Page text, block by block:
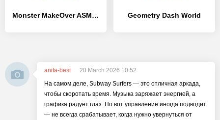
Monster MakeOver ASMR - [MOD Много денег] Geometry Dash World
anita-best
20 March 2026 10:52
На самом деле, Subway Surfers — это отличная аркада,
чтобы скоротать время. Музыка заряжает энергией, а
графика радует глаз. Но вот управление иногда подводит
— не всегда срабатывает, когда нужно увернуться от